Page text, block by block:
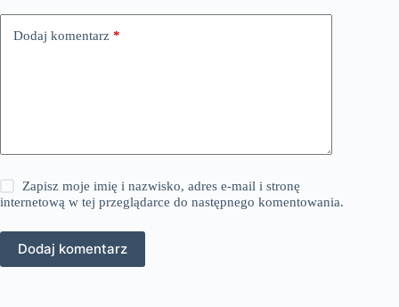
Dodaj komentarz *
Zapisz moje imię i nazwisko, adres e-mail i stronę
internetową w tej przeglądarce do następnego komentowania.
Dodaj komentarz